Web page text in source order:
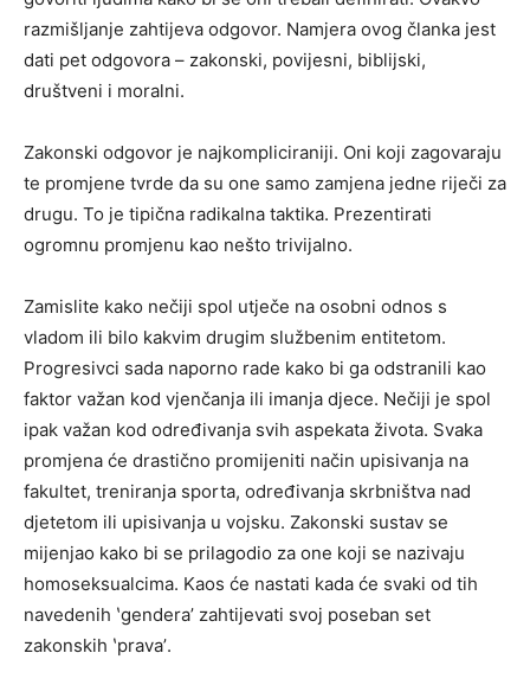
razmišljanje zahtijeva odgovor. Namjera ovog članka jest
dati pet odgovora – zakonski, povijesni, biblijski,
društveni i moralni.
Zakonski odgovor je najkompliciraniji. Oni koji zagovaraju
te promjene tvrde da su one samo zamjena jedne riječi za
drugu. To je tipična radikalna taktika. Prezentirati
ogromnu promjenu kao nešto trivijalno.
Zamislite kako nečiji spol utječe na osobni odnos s
vladom ili bilo kakvim drugim službenim entitetom.
Progresivci sada naporno rade kako bi ga odstranili kao
faktor važan kod vjenčanja ili imanja djece. Nečiji je spol
ipak važan kod određivanja svih aspekata života. Svaka
promjena će drastično promijeniti način upisivanja na
fakultet, treniranja sporta, određivanja skrbništva nad
djetetom ili upisivanja u vojsku. Zakonski sustav se
mijenjao kako bi se prilagodio za one koji se nazivaju
homoseksualcima. Kaos će nastati kada će svaki od tih
navedenih ʽgenderaʼ zahtijevati svoj poseban set
zakonskih ʽpravaʼ.